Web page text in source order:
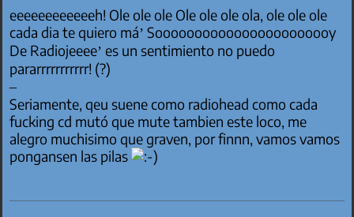
eeeeeeeeeeeeh! Ole ole ole Ole ole ole ola, ole ole ole
cada dia te quiero má’ Sooooooooooooooooooooooy
De Radiojeeee’ es un sentimiento no puedo
pararrrrrrrrrrr! (?)
–
Seriamente, qeu suene como radiohead como cada
fucking cd mutó que mute tambien este loco, me
alegro muchisimo que graven, por finnn, vamos vamos
pongansen las pilas